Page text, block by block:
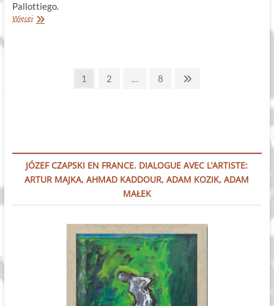
Pallottiego.
WięcejMaestro,
Stronicowanie
Page
1 Page
2 … Page
8
JÓZEF CZAPSKI EN FRANCE. DIALOGUE AVEC L’ARTISTE:
ARTUR MAJKA, AHMAD KADDOUR, ADAM KOZIK, ADAM
MAŁEK